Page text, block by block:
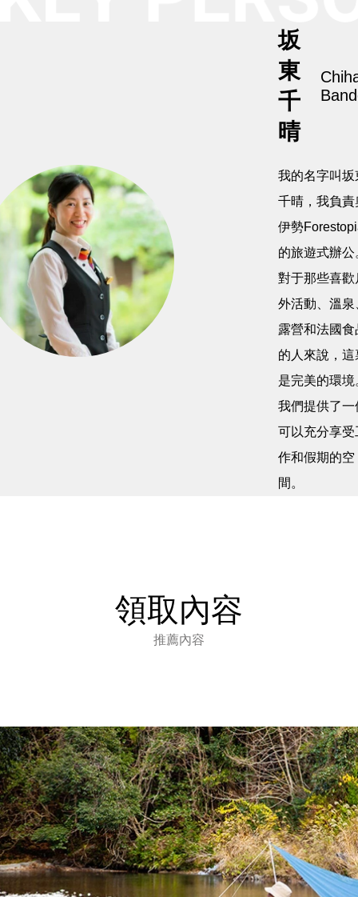
坂
東
千
晴
我的名字叫坂
千晴，我負責
伊勢
的旅遊式辦公
對于那些喜歡
外活動、溫泉
露營和法國食
的人來說，這
是完美的環境
我們提供了一
可以充分享受
作和假期的空
間。
領取內容
推薦內容